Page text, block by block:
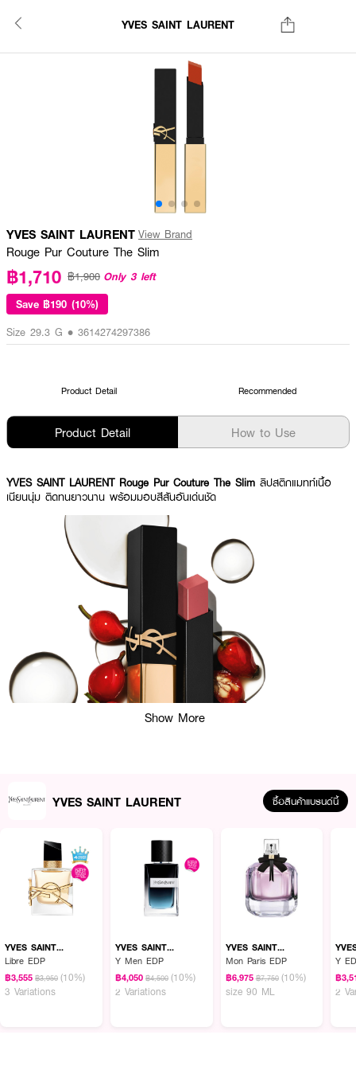
YVES SAINT LAURENT
YVES SAINT LAURENT View Brand
Rouge Pur Couture The Slim
฿1,710 ฿1,900 Only 3 left
Save ฿190 (10%)
Size 29.3 G • 3614274297386
Product Detail Recommended
Product Detail How to Use
YVES SAINT LAURENT Rouge Pur Couture The Slim ลิปสติกแมทท์เนื้อ
เนียนนุ่ม ติดทนยาวนาน พร้อมมอบสีสันอันเด่นชัด
ผลลัพธ์ที่ได้ :
YVES SAINT LAURENT Rouge Pur Couture The Slimลิปสติกแมตต์เนื้อ
เนียนนุ่ม มอบสีสันอันด่นชัด ติดทนนานตลอดทั้งวัน เนื้อสัมผัสแบบ “เลเธอร์
ทุกสายตา และมอบการปกปิดขั้นสูงในการทา 1 ครั้ง มอบความรู้สึกเบาสบาย
ตลอดวัน พร้อมดีไซน์แท่งเรียวสุดเรียบหรู
· ลิปสติกแมตต์ เนื้อเนียนนุ่ม
Show More
YVES SAINT LAURENT ซื้อสินค้าแบรนด์นี้
YVES SAINT
LAURENT
Libre EDP
฿3,555 ฿3,950 (10%)
3 Variations
YVES SAINT
LAURENT
Y Men EDP
฿4,050 ฿4,500 (10%)
2 Variations
YVES SAINT
LAURENT
Mon Paris EDP
฿6,975 ฿7,750 (10%)
size 90 ML
Y
฿
2